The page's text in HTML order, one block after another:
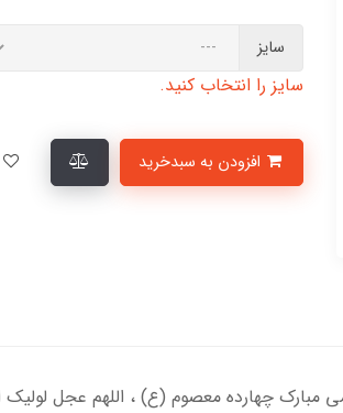
سایز
سایز را انتخاب کنید.
چهارده معصوم (ع) ، اللهم عجل لولیک